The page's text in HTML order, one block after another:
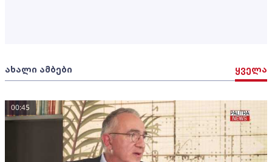
ახალი ამბები ყველა
00:45